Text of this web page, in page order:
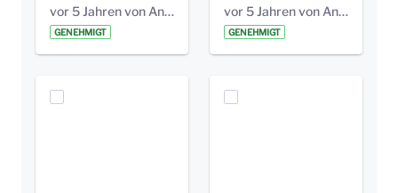
vor 5 Jahren von Anni Schlumberger
GENEHMIGT
vor 5 Jahren von Anni Schlumberger
GENEHMIGT